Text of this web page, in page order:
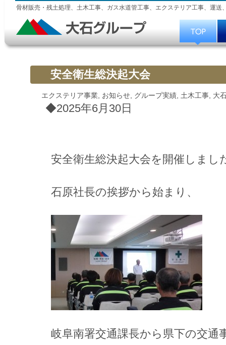
骨材販売・残土処理、土木工事、ガス水道管工事、エクステリア工事、運送
安全衛生総決起大会
エクステリア事業 お知らせ グループ実績 土木工事 大
◆2025年6月30日
安全衛生総決起大会を開催しまし
石原社長の挨拶から始まり、
岐阜南署交通課長から県下の交通